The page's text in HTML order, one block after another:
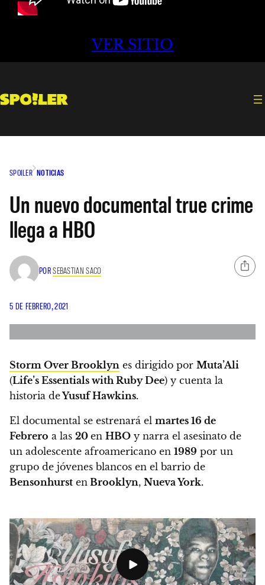
VER SITIO
SPOILER NOTICIAS
Un nuevo documental true crime
llega a HBO
PORSEBASTIAN SACO
5 DE FEBRERO, 2021
Storm Over Brooklyn es dirigido por Muta’Ali
(Life’s Essentials with Ruby Dee) y cuenta la
historia deYusuf Hawkins.
El documental se estrenará el martes 16 de
Febrero a las 20 en HBO y narra el asesinato de
un adolescente afroamericano en 1989 por un
grupo de jóvenes blancos en el barrio de
Bensonhurst en Brooklyn, Nueva York.